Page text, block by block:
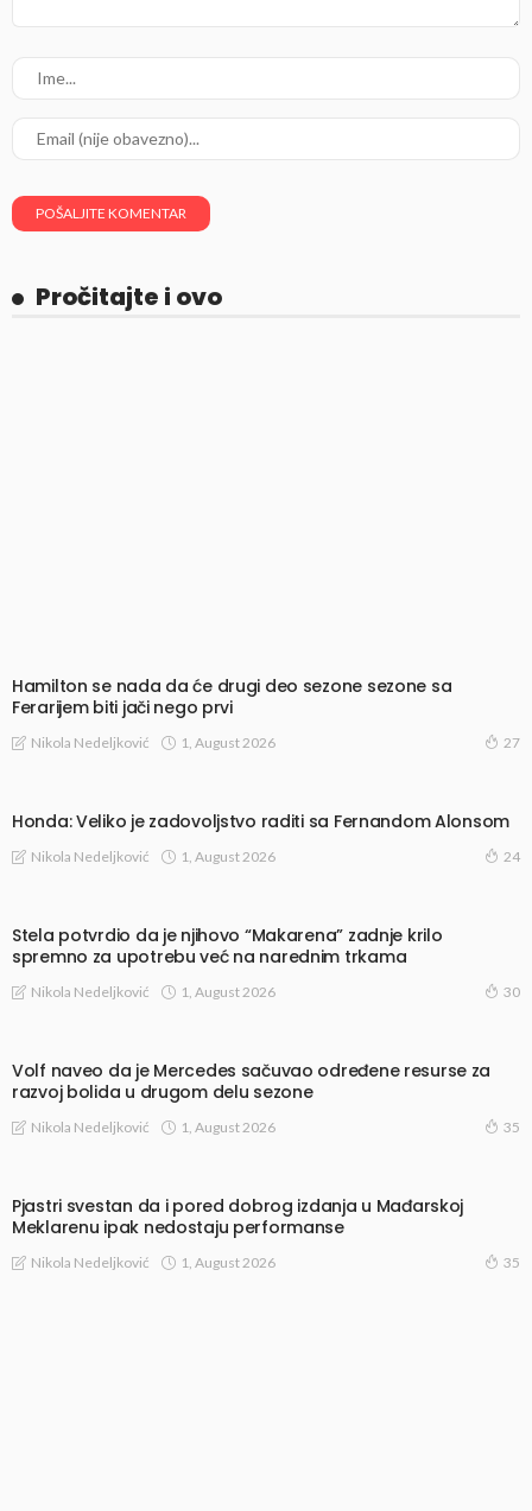
Pročitajte i ovo
Hamilton se nada da će drugi deo sezone sezone sa
Ferarijem biti jači nego prvi
Nikola Nedeljković 1, August 2026 27
Honda: Veliko je zadovoljstvo raditi sa Fernandom Alonsom
Nikola Nedeljković 1, August 2026 24
Stela potvrdio da je njihovo “Makarena” zadnje krilo
spremno za upotrebu već na narednim trkama
Nikola Nedeljković 1, August 2026 30
Volf naveo da je Mercedes sačuvao određene resurse za
razvoj bolida u drugom delu sezone
Nikola Nedeljković 1, August 2026 35
Pjastri svestan da i pored dobrog izdanja u Mađarskoj
Meklarenu ipak nedostaju performanse
Nikola Nedeljković 1, August 2026 35